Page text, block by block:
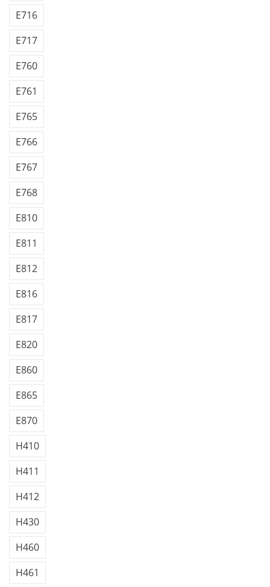
E716
E717
E760
E761
E765
E766
E767
E768
E810
E811
E812
E816
E817
E820
E860
E865
E870
H410
H411
H412
H430
H460
H461